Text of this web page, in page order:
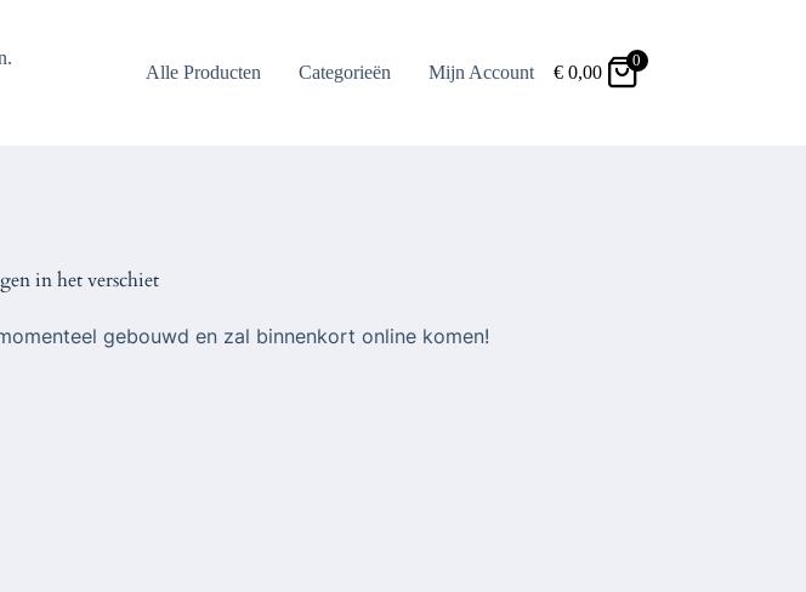
Alle Producten Categorieën Mijn Account €0,00
0
in het verschiet
gebouwd en zal binnenkort online komen!